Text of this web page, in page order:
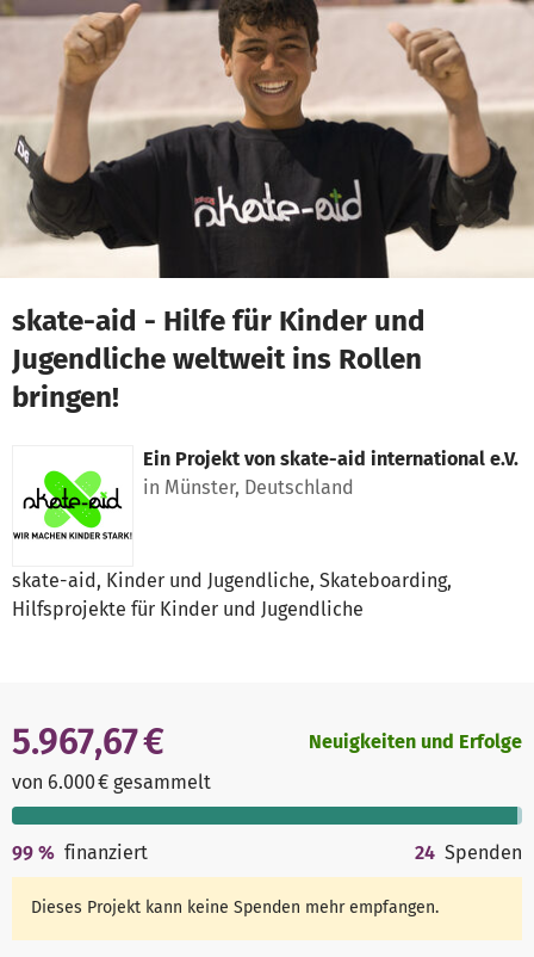
Zum Hauptinhalt springen
Erklärung zur Barrierefreiheit anzeigen
skate-aid - Hilfe für Kinder und
Jugendliche weltweit ins Rollen
bringen!
Ein Projekt von skate-aid international e.V.
in Münster, Deutschland
skate-aid, Kinder und Jugendliche, Skateboarding,
Hilfsprojekte für Kinder und Jugendliche
5.967,67 €
von 6.000 € gesammelt
Neuigkeiten und Erfolge
99 % finanziert 24 Spenden
Dieses Projekt kann keine Spenden mehr empfangen.